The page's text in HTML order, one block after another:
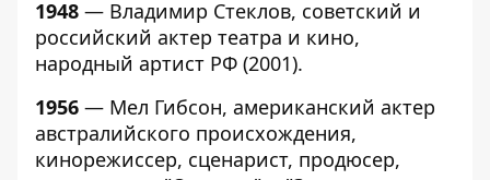
1948 — Владимир Стеклов, советский и
российский актер театра и кино,
народный артист РФ (2001).
1956 — Мел Гибсон, американский актер
австралийского происхождения,
кинорежиссер, сценарист, продюсер,